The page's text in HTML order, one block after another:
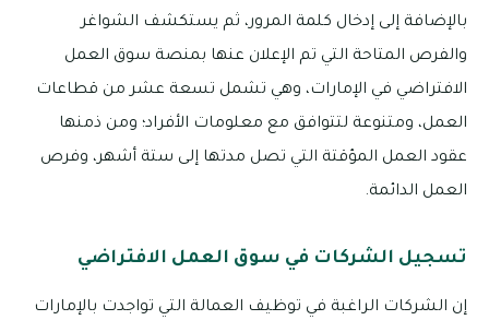
بالإضافة إلى إدخال كلمة المرور، ثم يستكشف الشواغر
والفرص المتاحة التي تم الإعلان عنها بمنصة سوق العمل
الافتراضي في الإمارات، وهي تشمل تسعة عشر من قطاعات
العمل، ومتنوعة لتتوافق مع معلومات الأفراد؛ ومن ذمنها
عقود العمل المؤقتة التي تصل مدتها إلى ستة أشهر، وفرص
العمل الدائمة.
تسجيل الشركات في سوق العمل الافتراضي
إن الشركات الراغبة في توظيف العمالة التي تواجدت بالإمارات